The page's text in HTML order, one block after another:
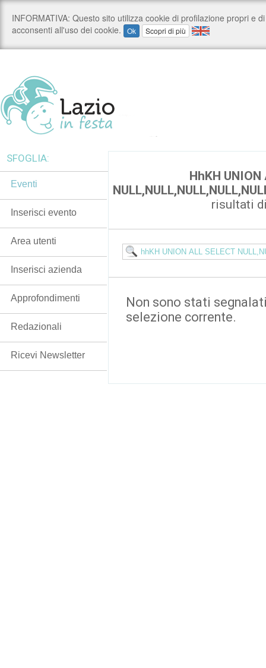
HhKH UNION
risultati
Non sono stati
selezione corrente.
SFOGLIA:
Eventi
Inserisci evento
Area utenti
Inserisci azienda
Approfondimenti
Redazionali
Ricevi Newsletter